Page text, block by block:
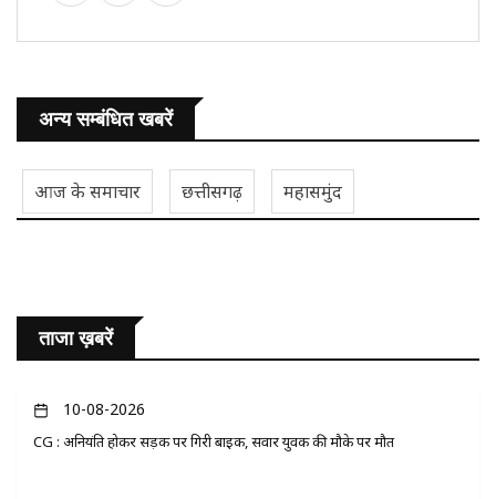
अन्य सम्बंधित खबरें
आज के समाचार छत्तीसगढ़ महासमुंद
ताजा ख़बरें
10-08-2026
CG : अनियंत्रित होकर सड़क पर गिरी बाइक, सवार युवक की मौके पर मौत